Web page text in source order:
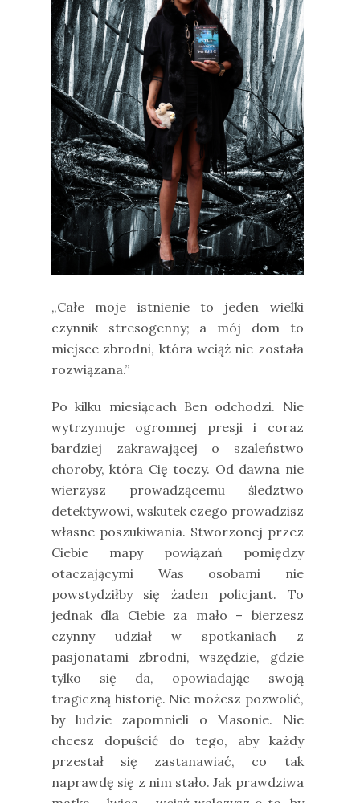
„Całe moje istnienie to jeden wielki
czynnik stresogenny; a mój dom to
miejsce zbrodni, która wciąż nie została
rozwiązana.”
Po kilku miesiącach Ben odchodzi. Nie
wytrzymuje ogromnej presji i coraz
bardziej zakrawającej o szaleństwo
choroby, która Cię toczy. Od dawna nie
wierzysz prowadzącemu śledztwo
detektywowi, wskutek czego prowadzisz
własne poszukiwania. Stworzonej przez
Ciebie mapy powiązań pomiędzy
otaczającymi Was osobami nie
powstydziłby się żaden policjant. To
jednak dla Ciebie za mało – bierzesz
czynny udział w spotkaniach z
pasjonatami zbrodni, wszędzie, gdzie
tylko się da, opowiadając swoją
tragiczną historię. Nie możesz pozwolić,
by ludzie zapomnieli o Masonie. Nie
chcesz dopuścić do tego, aby każdy
przestał się zastanawiać, co tak
naprawdę się z nim stało. Jak prawdziwa